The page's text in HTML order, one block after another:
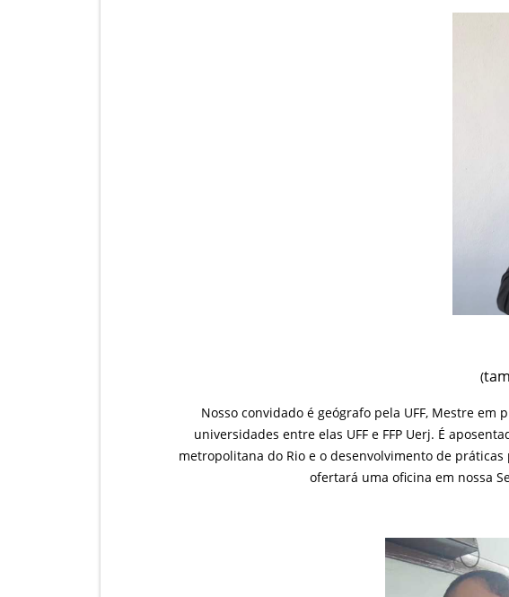
(
Nosso convidado é geógrafo pela UFF, Mestre em
universidades entre elas UFF e FFP Uerj. É
metropolitana do Rio e o desenvolvimento de
ofertará uma oficina em nossa